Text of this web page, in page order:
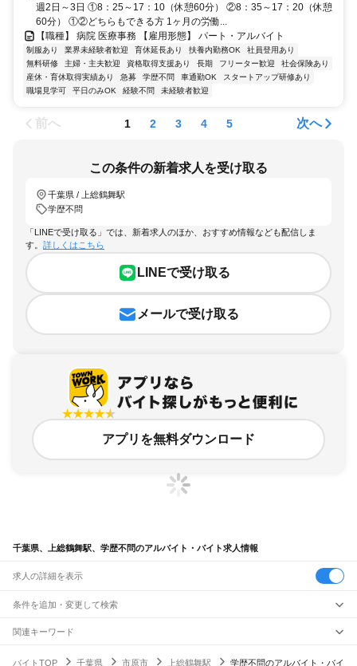
週2日～3日 ①8：25～17：10（休憩60分） ②8：35～17：20（休憩
60分） ①②どちらもできる方 1ヶ月の労働...
【職種】 病院 医療事務 【雇用形態】 パート・アルバイト
制服あり 業界未経験者歓迎 育休延長あり 扶養内勤務OK
社員登用あり
無料研修
主婦・主夫歓迎 資格取得支援あり 長期 フリーター歓迎
社会保険あり
産休・育休取得実績あり
急募 学歴不問 車通勤OK
スタートアップ研修あり
職場見学可
平日のみOK 経験不問 未経験者歓迎
前へ 1 2 3 4 5 次へ
この条件の新着求人を受け取る
千葉県 / 上総鶴舞駅
学歴不問
「LINEで受け取る」では、新着求人のほか、おすすめ情報なども配信しま
す。 詳しくはこちら
LINEで受け取る
メールで受け取る
アプリを無料ダウンロード
千葉県、上総鶴舞駅、学歴不問のアルバイト・バイト求人情報
求人の詳細を表示
条件を追加・変更して検索
市区町村を追加・変更
駅を追加・変更
関連キーワード
バイトTOP
千葉県 市原市 上総鶴舞駅 学歴不問のアルバイト・バイ